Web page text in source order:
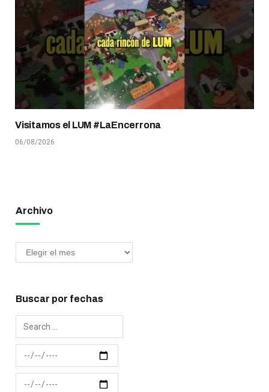
Visitamos el LUM #LaEncerrona
06/08/2026
Archivo
Buscar por fechas